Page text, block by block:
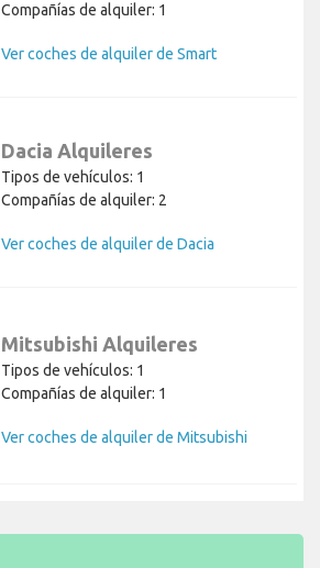
Compañías de alquiler: 1
Ver coches de alquiler de Smart
Dacia Alquileres
Tipos de vehículos: 1
Compañías de alquiler: 2
Ver coches de alquiler de Dacia
Mitsubishi Alquileres
Tipos de vehículos: 1
Compañías de alquiler: 1
Ver coches de alquiler de Mitsubishi